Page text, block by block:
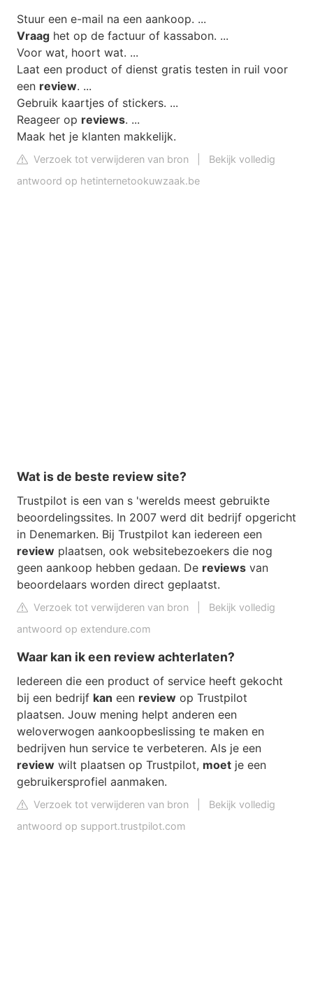
Stuur een e-mail na een aankoop. ...
Vraag het op de factuur of kassabon. ...
Voor wat, hoort wat. ...
Laat een product of dienst gratis testen in ruil voor
een review. ...
Gebruik kaartjes of stickers. ...
Reageer op reviews. ...
Maak het je klanten makkelijk.
Verzoek tot verwijderen van bron
Bekijk volledig
antwoord op hetinternetookuwzaak.be
Wat is de beste review site?
Trustpilot is een van s 'werelds meest gebruikte
beoordelingssites. In 2007 werd dit bedrijf opgericht
in Denemarken. Bij Trustpilot kan iedereen een
review plaatsen, ook websitebezoekers die nog
geen aankoop hebben gedaan. De reviews van
beoordelaars worden direct geplaatst.
Verzoek tot verwijderen van bron
Bekijk volledig
antwoord op extendure.com
Waar kan ik een review achterlaten?
Iedereen die een product of service heeft gekocht
bij een bedrijf kan een review op Trustpilot
plaatsen. Jouw mening helpt anderen een
weloverwogen aankoopbeslissing te maken en
bedrijven hun service te verbeteren. Als je een
review wilt plaatsen op Trustpilot, moet je een
gebruikersprofiel aanmaken.
Verzoek tot verwijderen van bron
Bekijk volledig
antwoord op support.trustpilot.com